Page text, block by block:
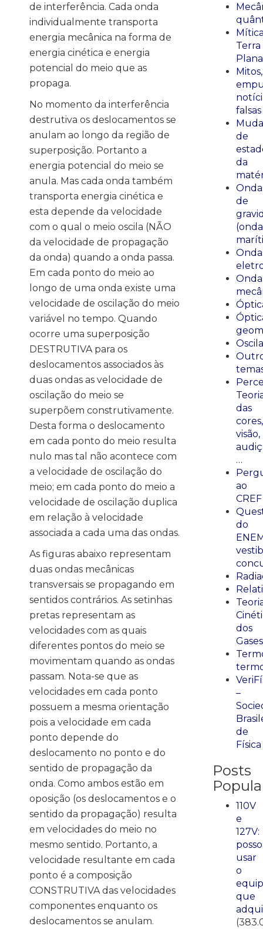
de interferência. Cada onda
individualmente transporta
energia mecânica na forma de
energia cinética e energia
potencial do meio que as
propaga.
No momento da interferência
destrutiva os deslocamentos se
anulam ao longo da região de
superposição. Portanto a
energia potencial do meio se
anula. Mas cada onda também
transporta energia cinética e
esta depende da velocidade
com o qual o meio oscila (NÃO
da velocidade de propagação
da onda) quando a onda passa.
Em cada ponto do meio ao
longo de uma onda existe uma
velocidade de oscilação do meio
variável no tempo. Quando
ocorre uma superposição
DESTRUTIVA para os
deslocamentos associados às
duas ondas as velocidade de
oscilação do meio se
superpõem construtivamente.
Desta forma o deslocamento
em cada ponto do meio resulta
nulo mas tal não acontece com
a velocidade de oscilação do
meio; em cada ponto do meio a
velocidade de oscilação duplica
em relação à velocidade
associada a cada uma das ondas.
As figuras abaixo representam
duas ondas mecânicas
transversais se propagando em
sentidos contrários. As setinhas
pretas representam as
velocidades com as quais
diferentes pontos do meio se
movimentam quando as ondas
passam. Nota-se que as
velocidades em cada ponto
possuem a mesma orientação
pois a velocidade em cada
ponto depende do
deslocamento no ponto e do
sentido de propagação da
onda. Como ambos estão em
oposição (os deslocamentos e o
sentido da propagação) resulta
em velocidades do meio no
mesmo sentido. Portanto, a
velocidade resultante em cada
ponto é a composição
CONSTRUTIVA das velocidades
componentes enquanto os
deslocamentos se anulam.
Terra
Plana
Mitos,
falsas
de
da
de
das
cores,
visão,
…
ao
CREF
do
dos
Gases
–
de
Física
Posts
110V
e
127V:
posso
usar
o
que